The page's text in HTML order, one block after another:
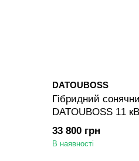
DATOUBOSS
Гібридний
DATOUBOSS 11
grid, MPPT 150A,
АКБ, 48V DC to
33 800 грн
В наявності